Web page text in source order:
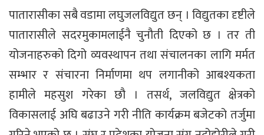
पातारासीका सबै वडामा लघुजलविद्युत छन् । विद्युतका दृष्टीले
पातारासीले सदरमुकामलाईनै चुनौती दिएको छ । तर ती
योजनाहरुको दिगो व्यवस्थापन तथा संचालनका लागि मर्मत
सम्भार र संचारना निर्माणमा थप लगानीको आबश्यकता
हामीले महसुश गरेका छौ । तसर्थ, जलविद्युत क्षेत्रको
विकासलाई अघि बढाउने गरी नीति कार्यक्रम बजेटको तर्जुमा